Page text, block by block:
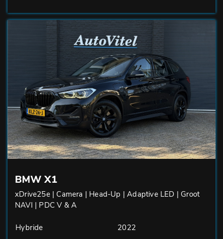
BMW X1
xDrive25e | Camera | Head-Up | Adaptive LED | Groot
NAVI | PDC V & A
Hybride
2022